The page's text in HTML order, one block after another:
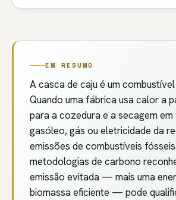
EM RESUMO
A casca de caju é um
Quando uma fábrica usa calor a
para a cozedura e a secagem em
gasóleo, gás ou eletricidade da
emissões de combustíveis
metodologias de carbono
emissão evitada — mais uma
biomassa eficiente — pode